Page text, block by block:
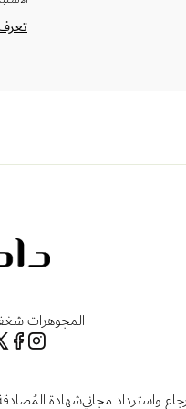
المجوهرات
واسترداد مجانيشهادة